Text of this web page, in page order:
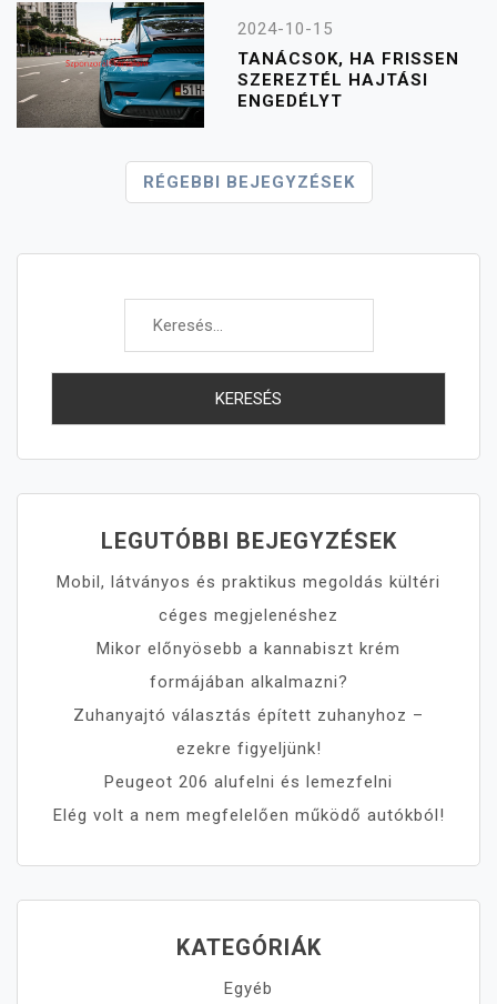
2024-10-15
TANÁCSOK, HA FRISSEN
SZEREZTÉL HAJTÁSI
ENGEDÉLYT
BejegyzésRÉGEBBI BEJEGYZÉSEK
Keresés:
LEGUTÓBBI BEJEGYZÉSEK
Mobil, látványos és praktikus megoldás kültéri
céges megjelenéshez
Mikor előnyösebb a kannabiszt krém
formájában alkalmazni?
Zuhanyajtó választás épített zuhanyhoz –
ezekre figyeljünk!
Peugeot 206 alufelni és lemezfelni
Elég volt a nem megfelelően működő autókból!
KATEGÓRIÁK
Egyéb